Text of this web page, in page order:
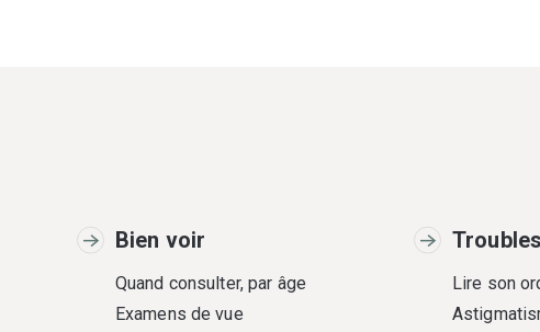
Bien voir
Quand consulter, par âge
Examens de vue
Lire son